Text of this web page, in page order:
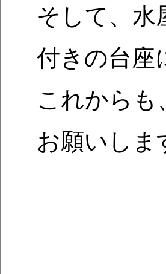
そして、水
付きの台座
これから
お願いしま